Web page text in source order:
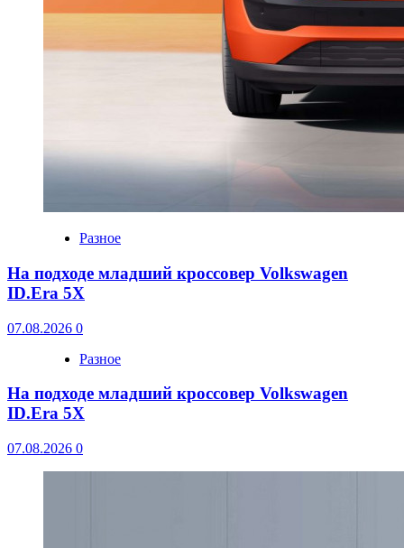
Разное
На подходе младший кроссовер Volkswagen
ID.Era 5X
07.08.2026 0
Разное
На подходе младший кроссовер Volkswagen
ID.Era 5X
07.08.2026 0